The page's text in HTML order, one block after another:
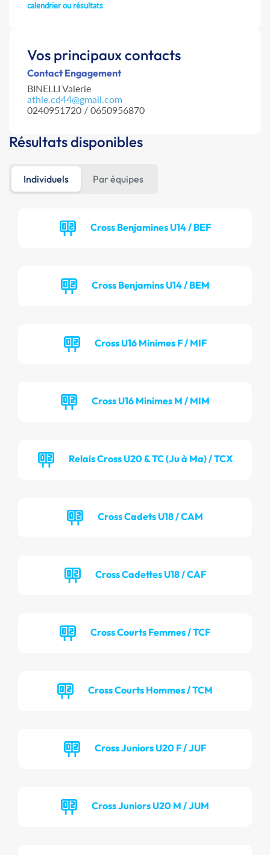
calendrier ou résultats
Vos principaux contacts
Contact Engagement
BINELLI Valerie
athle.cd44@gmail.com
0240951720 / 0650956870
Résultats disponibles
Individuels Par équipes
Cross Benjamines U14 / BEF
Cross Benjamins U14 / BEM
Cross U16 Minimes F / MIF
Cross U16 Minimes M / MIM
Relais Cross U20 & TC (Ju à Ma) / TCX
Cross Cadets U18 / CAM
Cross Cadettes U18 / CAF
Cross Courts Femmes / TCF
Cross Courts Hommes / TCM
Cross Juniors U20 F / JUF
Cross Juniors U20 M / JUM